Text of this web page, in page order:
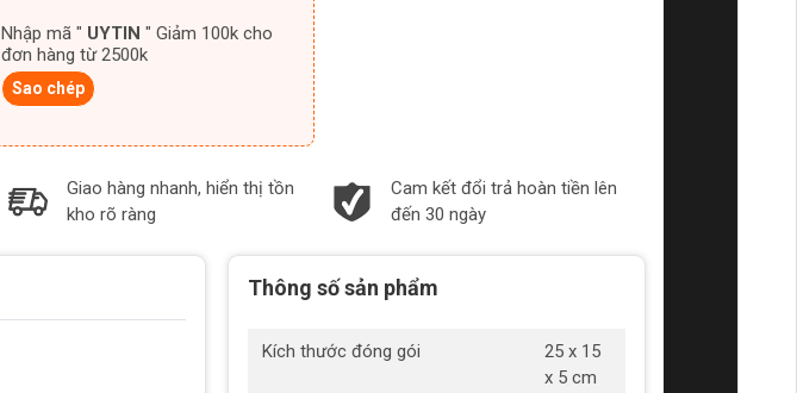
Nhập mã " UYTIN " Giảm 100k cho
đơn hàng từ 2500k
Sao chép
Giao hàng nhanh, hiển thị tồn
kho rõ ràng
Cam kết đổi trả hoàn tiền lên
đến 30 ngày
Thông số sản phẩm
Kích thước đóng gói
25 x 15
x 5 cm